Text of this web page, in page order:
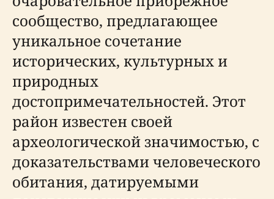
сообщество, предлагающее
уникальное сочетание
исторических, культурных и
природных
достопримечательностей. Этот
район известен своей
археологической значимостью, с
доказательствами человеческого
обитания, датируемыми